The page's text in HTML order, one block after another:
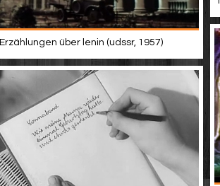
Erzählungen über lenin (udssr, 1957)